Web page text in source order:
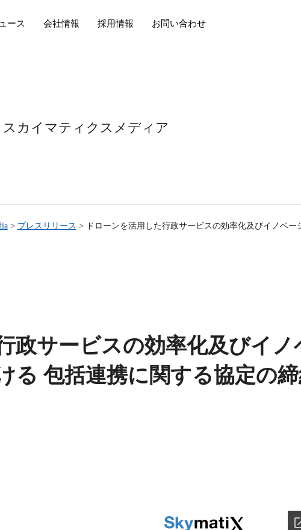
ース 会社情報 採用情報 お問い合わせ
スカイマティクスメディア
> プレスリリース >
ドローンを活用した行政サービスの効率化及びイノベ
政サービスの効率化及びイノ
る 包括連携に関する協定の